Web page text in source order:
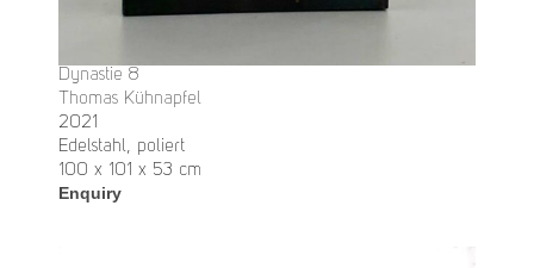
Dynastie 8
Thomas Kühnapfel
2021
Edelstahl, poliert
100 x 101 x 53 cm
Enquiry